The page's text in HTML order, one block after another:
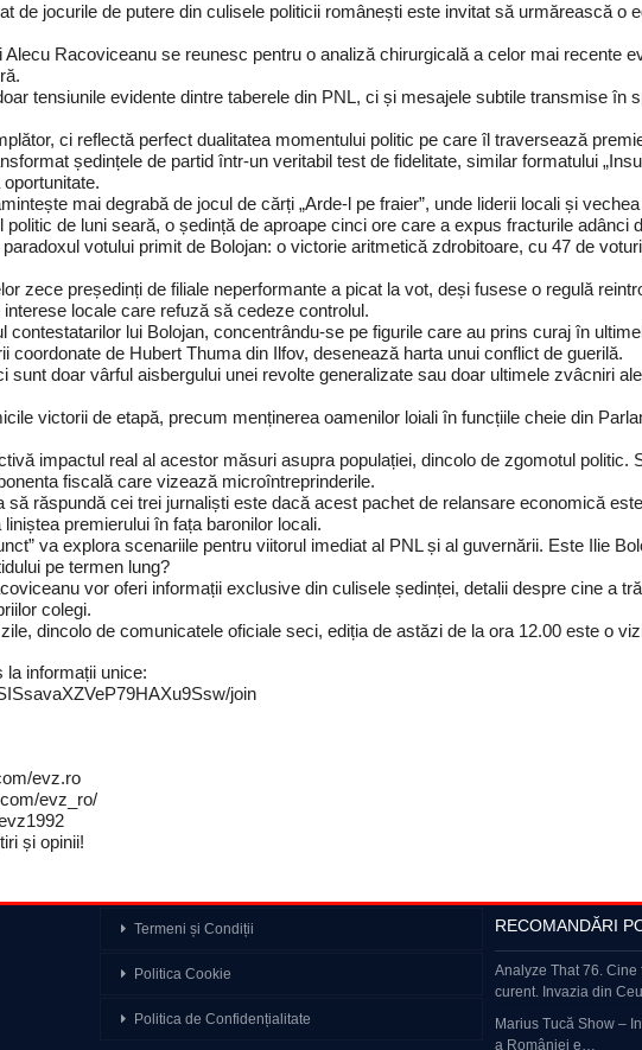
de jocurile de putere din culisele politicii românești este invitat să urmărească o
Racoviceanu se reunesc pentru o analiză chirurgicală a celor mai recente
tensiunile evidente dintre taberele din PNL, ci și mesajele subtile transmise
ci reflectă perfect dualitatea momentului politic pe care îl traversează
ședințele de partid într-un veritabil test de fidelitate, similar formatului
mai degrabă de jocul de cărți „Arde-l pe fraier”, unde liderii locali și
de luni seară, o ședință de aproape cinci ore care a expus fracturile adânci
votului primit de Bolojan: o victorie aritmetică zdrobitoare, cu 47 de
zece președinți de filiale neperformante a picat la vot, deși fusese o regulă
locale care refuză să cedeze controlul.
contestatarilor lui Bolojan, concentrându-se pe figurile care au prins curaj în
coordonate de Hubert Thuma din Ilfov, desenează harta unui conflict de guerilă.
sunt doar vârful aisbergului unei revolte generalizate sau doar ultimele zvâcniri
victorii de etapă, precum menținerea oamenilor loiali în funcțiile cheie din
impactul real al acestor măsuri asupra populației, dincolo de zgomotul
fiscală care vizează microîntreprinderile.
răspundă cei trei jurnaliști este dacă acest pachet de relansare economică
premierului în fața baronilor locali.
va explora scenariile pentru viitorul imediat al PNL și al guvernării. Este Ilie
pe termen lung?
vor oferi informații exclusive din culisele ședinței, detalii despre cine a
colegi.
dincolo de comunicatele oficiale seci, ediția de astăzi de la ora 12.00 este o
la informații unice:
join
evz.ro
evz_ro/
și opinii!
Termeni și Condiții
Politica Cookie
Politica de Confidențialitate
RECOMANDĂRI
Războiul din Ucraina – cum supraviețuiește rusul obișnuit?
amoros care i-a distrus…
Analyze That 76.
curent. Invazia din
Marius Tucă Show –
a României e…
VIDEO Scene de
cu peste 650.000 de
‘Amenințarea va
semnal de alarmă:…